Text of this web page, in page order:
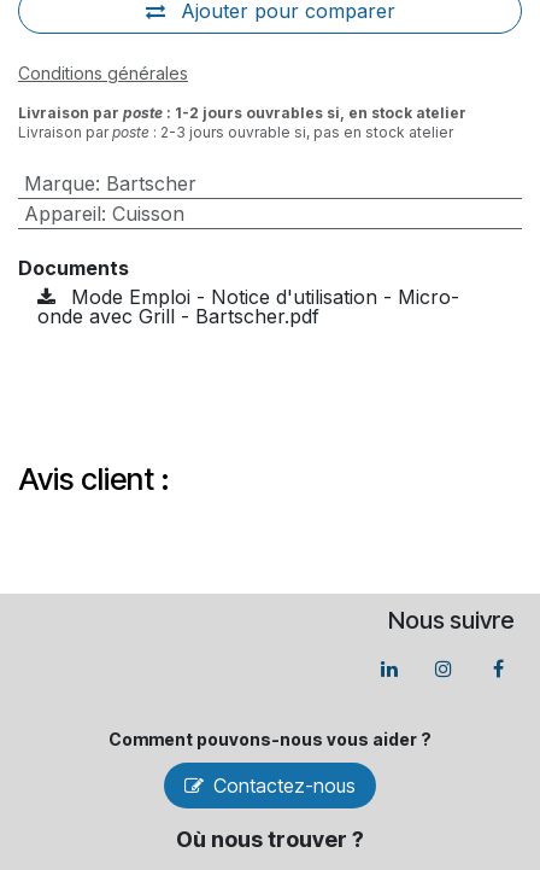
Ajouter pour comparer
Conditions générales
Livraison par poste : 1-2 jours ouvrables si, en stock atelier
Livraison parposte : 2-3 jours ouvrable si, pas en stock atelier
Marque: Bartscher
Appareil: Cuisson
Documents
Mode Emploi - Notice d'utilisation - Micro-
onde avec Grill - Bartscher.pdf
Avis client :
Nous suivre
Comment pouvons-​nous vous aider ?
Contactez-nous
Où nous trouver ?